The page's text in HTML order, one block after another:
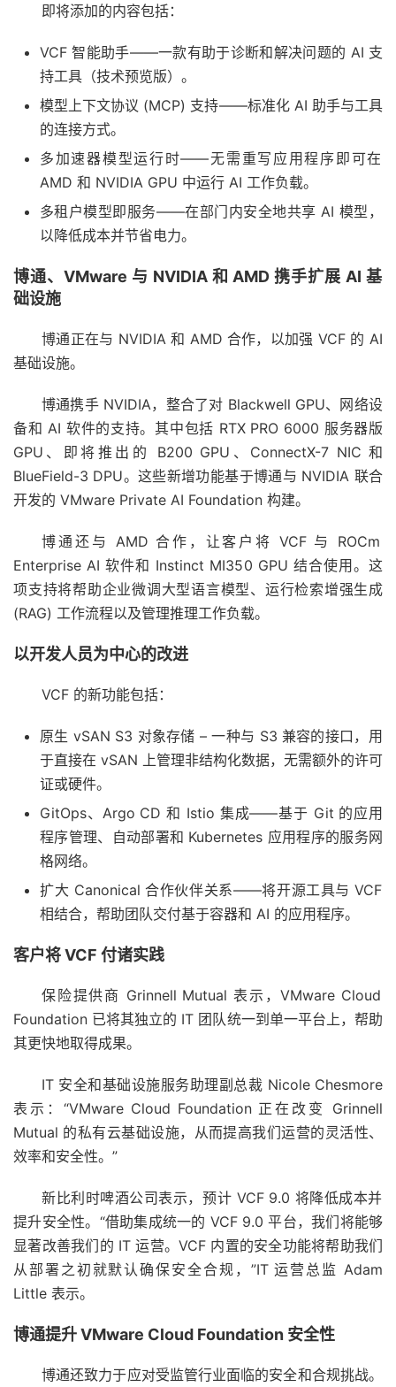
即将添加的内容包括：
VCF 智能助手——一款有助于诊断和解决问题的 AI 支
持工具（技术预览版）。
模型上下文协议 (MCP) 支持——标准化 AI 助手与工具
的连接方式。
多加速器模型运行时——无需重写应用程序即可在
AMD 和 NVIDIA GPU 中运行 AI 工作负载。
多租户模型即服务——在部门内安全地共享 AI 模型，
以降低成本并节省电力。
博通、VMware 与 NVIDIA 和 AMD 携手扩展 AI 基
础设施
博通正在与 NVIDIA 和 AMD 合作，以加强 VCF 的 AI
基础设施。
博通携手 NVIDIA，整合了对 Blackwell GPU、网络设
备和 AI 软件的支持。其中包括 RTX PRO 6000 服务器版
GPU、即将推出的 B200 GPU、ConnectX-7 NIC 和
BlueField-3 DPU。这些新增功能基于博通与 NVIDIA 联合
开发的 VMware Private AI Foundation 构建。
博通还与 AMD 合作，让客户将 VCF 与 ROCm
Enterprise AI 软件和 Instinct MI350 GPU 结合使用。这
项支持将帮助企业微调大型语言模型、运行检索增强生成
(RAG) 工作流程以及管理推理工作负载。
以开发人员为中心的改进
VCF 的新功能包括：
原生 vSAN S3 对象存储 – 一种与 S3 兼容的接口，用
于直接在 vSAN 上管理非结构化数据，无需额外的许可
证或硬件。
GitOps、Argo CD 和 Istio 集成——基于 Git 的应用
程序管理、自动部署和 Kubernetes 应用程序的服务网
格网络。
扩大 Canonical 合作伙伴关系——将开源工具与 VCF
相结合，帮助团队交付基于容器和 AI 的应用程序。
客户将 VCF 付诸实践
保险提供商 Grinnell Mutual 表示，VMware Cloud
Foundation 已将其独立的 IT 团队统一到单一平台上，帮助
其更快地取得成果。
IT 安全和基础设施服务助理副总裁 Nicole Chesmore
表示：“VMware Cloud Foundation 正在改变 Grinnell
Mutual 的私有云基础设施，从而提高我们运营的灵活性、
效率和安全性。”
新比利时啤酒公司表示，预计 VCF 9.0 将降低成本并
提升安全性。“借助集成统一的 VCF 9.0 平台，我们将能够
显著改善我们的 IT 运营。VCF 内置的安全功能将帮助我们
从部署之初就默认确保安全合规，”IT 运营总监 Adam
Little 表示。
博通提升 VMware Cloud Foundation 安全性
博通还致力于应对受监管行业面临的安全和合规挑战。